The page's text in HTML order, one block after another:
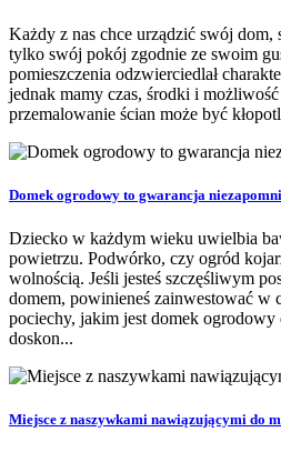
Każdy z nas chce urządzić swój dom,
tylko swój pokój zgodnie ze swoim
pomieszczenia odzwierciedlał
jednak mamy czas, środki i
przemalowanie ścian może być
Domek ogrodowy to gwarancja
Dziecko w każdym wieku uwielbia
powietrzu. Podwórko, czy ogród
wolnością. Jeśli jesteś szczęśliwym
domem, powinieneś zainwestować w
pociechy, jakim jest domek
doskon...
Miejsce z naszywkami nawiązującymi do